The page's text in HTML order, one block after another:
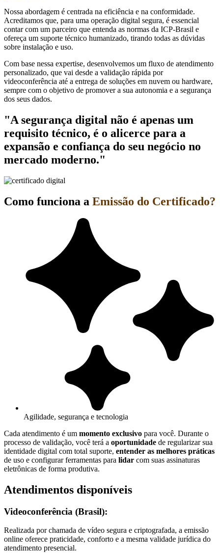
Nossa abordagem é centrada na eficiência e na conformidade.
Acreditamos que, para uma operação digital segura, é essencial
contar com um parceiro que entenda as normas da ICP-Brasil e
ofereça um suporte técnico humanizado, tirando todas as dúvidas
sobre instalação e uso.
Com base nessa expertise, desenvolvemos um fluxo de atendimento
personalizado, que vai desde a validação rápida por
videoconferência até a entrega de soluções em nuvem ou hardware,
sempre com o objetivo de promover a sua autonomia e a segurança
dos seus dados.
"A segurança digital não é apenas um
requisito técnico, é o alicerce para a
expansão e confiança do seu negócio no
mercado moderno."
Como funciona a Emissão do Certificado?
Agilidade, segurança e tecnologia
Cada atendimento é um momento exclusivo para você. Durante o
processo de validação, você terá a oportunidade de regularizar sua
identidade digital com total suporte, entender as melhores práticas
de uso e configurar ferramentas para lidar com suas assinaturas
eletrônicas de forma produtiva.
Atendimentos disponíveis
Videoconferência (Brasil):
Realizada por chamada de vídeo segura e criptografada, a emissão
online oferece praticidade, conforto e a mesma validade jurídica do
atendimento presencial.